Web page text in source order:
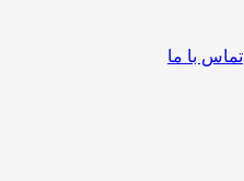
تماس با ما